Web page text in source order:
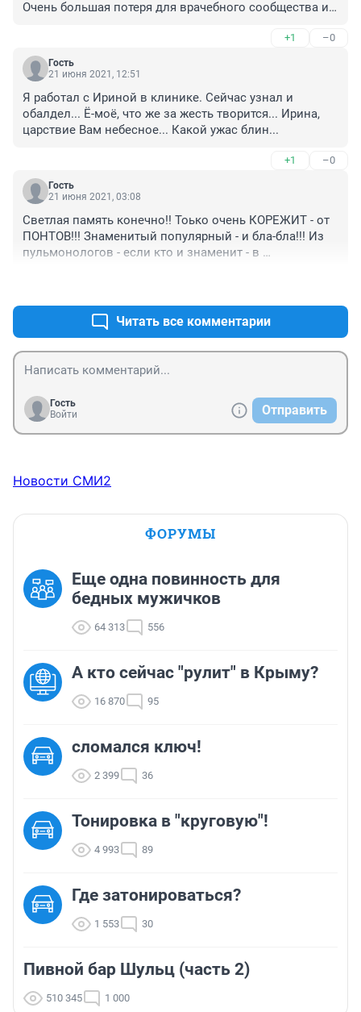
Очень большая потеря для врачебного сообщества и
обследование, и нужно было попасть на повторный
приём....
К сожалению, таких врачей сейчас мало. Всем
+1 –0
Гость
21 июня 2021, 12:51
Я работал с Ириной в клинике. Сейчас узнал и
обалдел... Ё-моё, что же за жесть творится... Ирина,
царствие Вам небесное... Какой ужас блин...
+1 –0
Гость
21 июня 2021, 03:08
Светлая память конечно!! Тоько очень КОРЕЖИТ - от
ПОНТОВ!!! Знаменитый популярный - и бла-бла!!! Из
пульмонологов - если кто и знаменит - в
международных ......Читать все комментарии
Гость
Войти
Отправить
Новости СМИ2
ФОРУМЫ
Еще одна повинность для
бедных мужичков
64 313 556
А кто сейчас "рулит" в Крыму?
16 870 95
сломался ключ!
2 399 36
Тонировка в "круговую"!
4 993 89
Где затонироваться?
1 553 30
Пивной бар Шульц (часть 2)
510 345 1 000